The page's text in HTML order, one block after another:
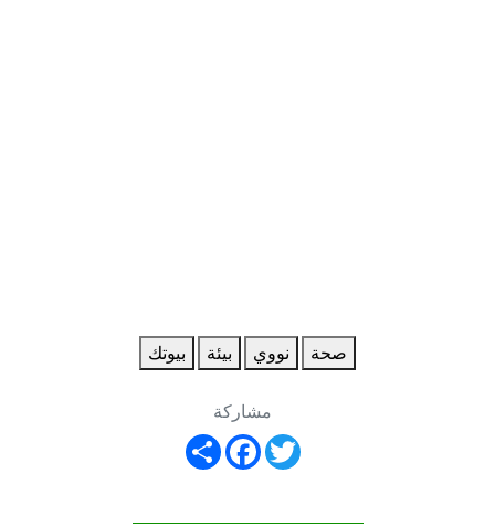
صحة نووي بيئة بيوتك
مشاركة
Share
FacebookTwitter